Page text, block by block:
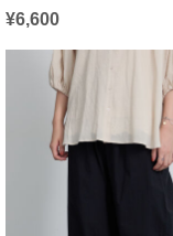
¥6,600